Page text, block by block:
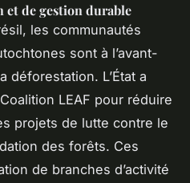
de gestion durable
les communautés
sont à l’avant-
déforestation. L’État a
LEAF pour réduire
projets de lutte contre le
des forêts. Ces
de branches d’activité